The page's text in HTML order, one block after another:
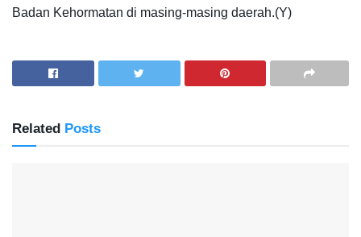
Badan Kehormatan di masing-masing daerah.(Y)
Related Posts